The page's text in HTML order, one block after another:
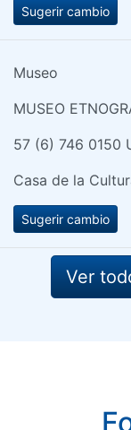
Sugerir cambio
Museo
MUSEO
57 (6) 746 0150
Casa de la
Sugerir cambio
Ver